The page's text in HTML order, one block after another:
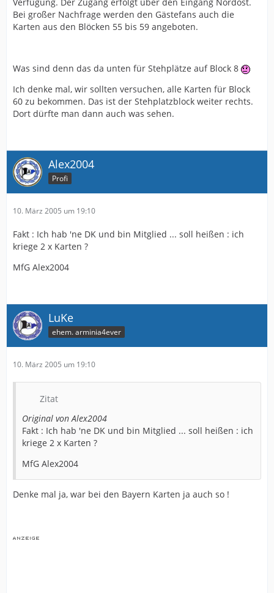
Bei großer Nachfrage werden den Gästefans auch die
Karten aus den Blöcken 55 bis 59 angeboten.
Was sind denn das da unten für Stehplätze auf Block 8
Ich denke mal, wir sollten versuchen, alle Karten für Block
60 zu bekommen. Das ist der Stehplatzblock weiter rechts.
Dort dürfte man dann auch was sehen.
Alex2004
Profi
10. März 2005 um 19:10
Fakt : Ich hab 'ne DK und bin Mitglied ... soll heißen : ich
kriege 2 x Karten ?
MfG Alex2004
LuKe
ehem. arminia4ever
10. März 2005 um 19:10
Zitat
Original von Alex2004
Fakt : Ich hab 'ne DK und bin Mitglied ... soll heißen : ich
kriege 2 x Karten ?
MfG Alex2004
Denke mal ja, war bei den Bayern Karten ja auch so !